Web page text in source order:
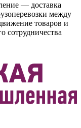
— доставка
между
товаров и
сотрудничества